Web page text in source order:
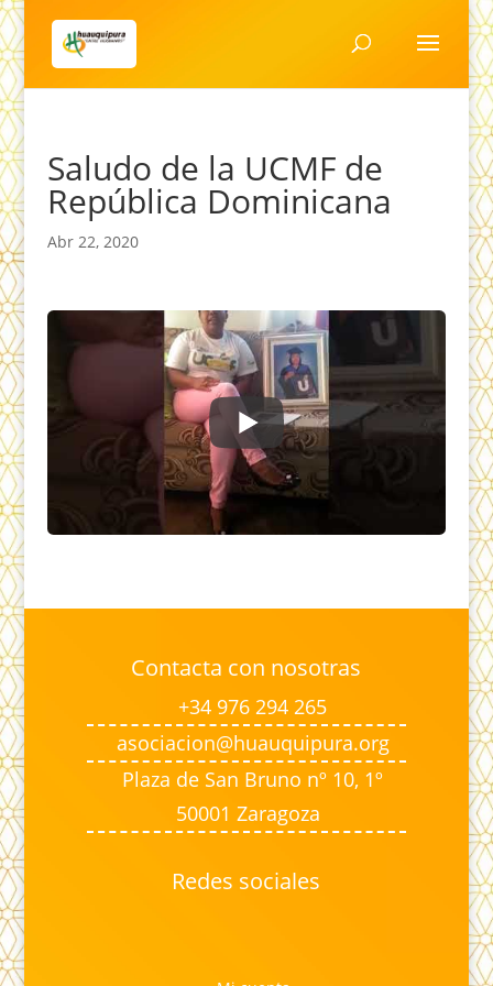
Saludo de la UCMF de
República Dominicana
Abr 22, 2020
Contacta con nosotras
+34 976 294 265
asociacion@huauquipura.org
Plaza de San Bruno nº 10, 1º
50001 Zaragoza
Redes sociales